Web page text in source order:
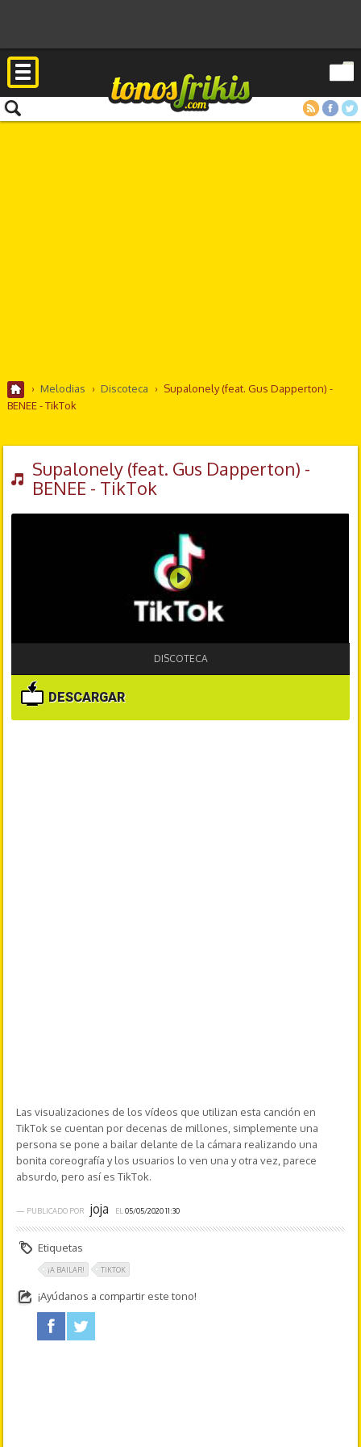
RSS FacebookTwitter
› Melodias › Discoteca › Supalonely (feat. Gus Dapperton) -
BENEE - TikTok
Supalonely (feat. Gus Dapperton) -
BENEE - TikTok
DISCOTECA
DESCARGAR
Las visualizaciones de los vídeos que utilizan esta canción en
TikTok se cuentan por decenas de millones, simplemente una
persona se pone a bailar delante de la cámara realizando una
bonita coreografía y los usuarios lo ven una y otra vez, parece
absurdo, pero así es TikTok.
— PUBLICADO POR joja EL05/05/2020 11:30
Etiquetas
¡A BAILAR! TIKTOK
¡Ayúdanos a compartir este tono!